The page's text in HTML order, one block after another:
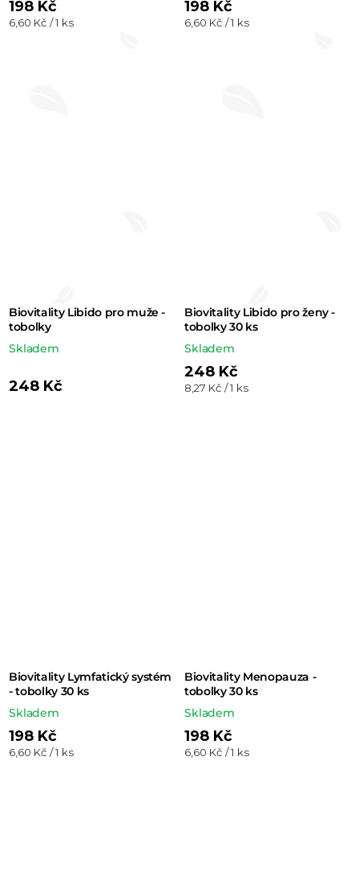
198 Kč
Měrná
6,60 Kč / 1 ks
198 Kč
Měrná
6,60 Kč / 1 ks
Biovitality Libido pro muže -
tobolky
Skladem
248 Kč
Biovitality Libido pro ženy -
tobolky 30 ks
Skladem
248 Kč
Měrná
8,27 Kč / 1 ks
Biovitality Lymfatický systém
- tobolky 30 ks
Skladem
198 Kč
Měrná
6,60 Kč / 1 ks
Biovitality Menopauza -
tobolky 30 ks
Skladem
198 Kč
Měrná
6,60 Kč / 1 ks